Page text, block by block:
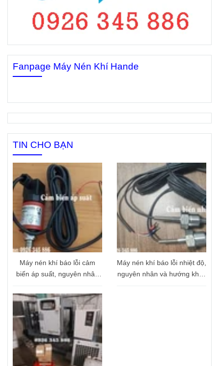
Fanpage Máy Nén Khí Hande
TIN CHO BẠN
Máy nén khí báo lỗi cảm
biến áp suất, nguyên nhân
Máy nén khí báo lỗi nhiệt độ,
nguyên nhân và hướng khắc